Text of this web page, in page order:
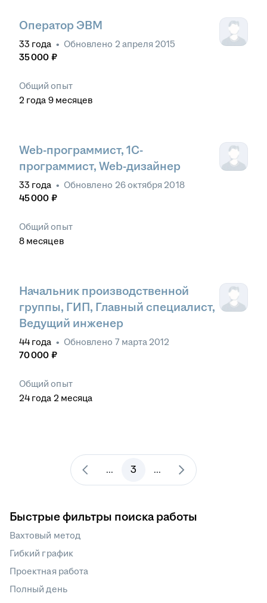
Оператор ЭВМ
33 года • Обновлено 2 апреля 2015
35 000 ₽
Общий опыт
2 года 9 месяцев
Web-программист, 1C-
программист, Web-дизайнер
33 года • Обновлено 26 октября 2018
45 000 ₽
Общий опыт
8 месяцев
Начальник производственной
группы, ГИП, Главный специалист,
Ведущий инженер
44 года • Обновлено 7 марта 2012
70 000 ₽
Общий опыт
24 года 2 месяца
... 3 ...
Быстрые фильтры поиска работы
Вахтовый метод
Гибкий график
Проектная работа
Полный день